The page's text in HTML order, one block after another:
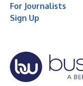
For Journalists
Sign Up